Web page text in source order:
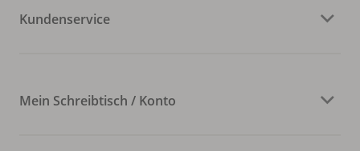
Kundenservice
Mein Schreibtisch / Konto